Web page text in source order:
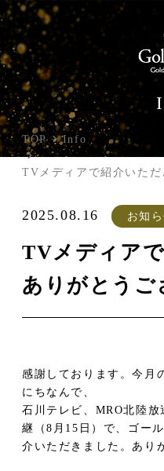
TOP Info
TVメディアで紹介いた
2025.08.16 お知
TVメディア
ありがとうご
感謝しております。今
にちなんで、
石川テレビ、MRO北陸
継（8月15日）で、ゴー
介いただきました。あり